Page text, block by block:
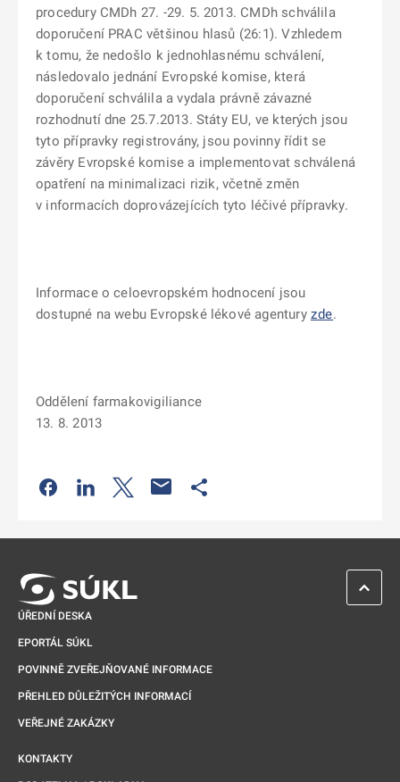
procedury CMDh 27. -29. 5. 2013. CMDh schválila
doporučení PRAC většinou hlasů (26:1). Vzhledem
k tomu, že nedošlo k jednohlasnému schválení,
následovalo jednání Evropské komise, která
doporučení schválila a vydala právně závazné
rozhodnutí dne 25.7.2013. Státy EU, ve kterých jsou
tyto přípravky registrovány, jsou povinny řídit se
závěry Evropské komise a implementovat schválená
opatření na minimalizaci rizik, včetně změn
v informacích doprovázejících tyto léčivé přípravky.
Informace o celoevropském hodnocení jsou
dostupné na webu Evropské lékové agentury zde.
Oddělení farmakovigiliance
13. 8. 2013
Odkaz se otevře na nové kartě
Odkaz se otevře na nové kartě
Odkaz se otevře na nové kartě
ÚŘEDNÍ DESKA
EPORTÁL SÚKL
POVINNĚ ZVEŘEJŇOVANÉ INFORMACE
PŘEHLED DŮLEŽITÝCH INFORMACÍ
VEŘEJNÉ ZAKÁZKY
KONTAKTY
ZPĚT